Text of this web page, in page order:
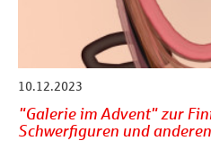
10.12.2023
"Galerie im Advent" zur
Schwerfiguren und